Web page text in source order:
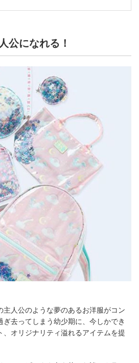
公になれる！
主人公のような夢のあるお洋服がコン
去ってしまう幼少期に、今しかでき
、オリジナリティ溢れるアイテムを提